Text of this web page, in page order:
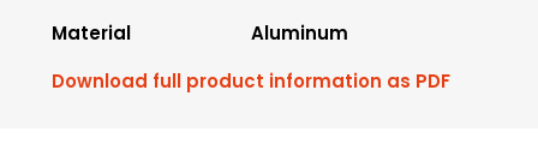
Material
Aluminum
Download full product information as PDF